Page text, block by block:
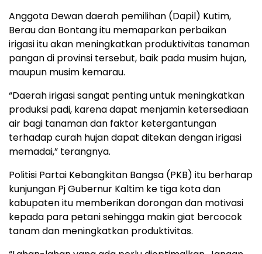
Anggota Dewan daerah pemilihan (Dapil) Kutim,
Berau dan Bontang itu memaparkan perbaikan
irigasi itu akan meningkatkan produktivitas tanaman
pangan di provinsi tersebut, baik pada musim hujan,
maupun musim kemarau.
“Daerah irigasi sangat penting untuk meningkatkan
produksi padi, karena dapat menjamin ketersediaan
air bagi tanaman dan faktor ketergantungan
terhadap curah hujan dapat ditekan dengan irigasi
memadai,” terangnya.
Politisi Partai Kebangkitan Bangsa (PKB) itu berharap
kunjungan Pj Gubernur Kaltim ke tiga kota dan
kabupaten itu memberikan dorongan dan motivasi
kepada para petani sehingga makin giat bercocok
tanam dan meningkatkan produktivitas.